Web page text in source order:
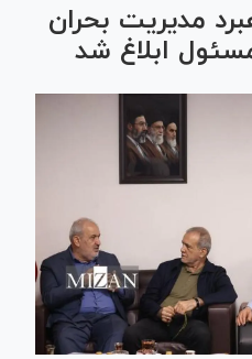
اجرایی ۳۲ راهبرد مدیریت بحران
ابلاغ شد